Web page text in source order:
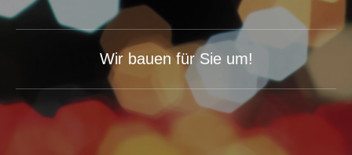
Wir bauen für Sie um!